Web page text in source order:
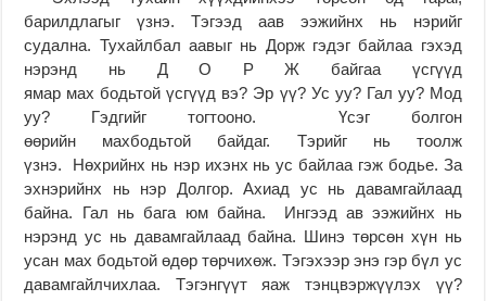
барилдлагыг үзнэ. Тэгээд аав ээжийнх нь нэрийг
судална. Тухайлбал аавыг нь Дорж гэдэг байлаа гэхэд
нэрэнд нь Д О Р Ж байгаа үсгүүд
ямар мах бодьтой үсгүүд вэ? Эр үү? Ус уу? Гал уу? Мод
уу? Гэдгийг тогтооно. Үсэг болгон
өөрийн махбодьтой байдаг. Тэрийг нь тоолж
үзнэ. Нөхрийнх нь нэр ихэнх нь ус байлаа гэж бодье. За
эхнэрийнх нь нэр Долгор. Ахиад ус нь давамгайлаад
байна. Гал нь бага юм байна. Ингээд ав ээжийнх нь
нэрэнд ус нь давамгайлаад байна. Шинэ төрсөн хүн нь
усан мах бодьтой өдөр төрчихөж. Тэгэхээр энэ гэр бүл ус
давамгайлчихлаа. Тэгэнгүүт яаж тэнцвэржүүлэх үү?